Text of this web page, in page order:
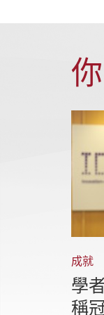
成就
學
稱